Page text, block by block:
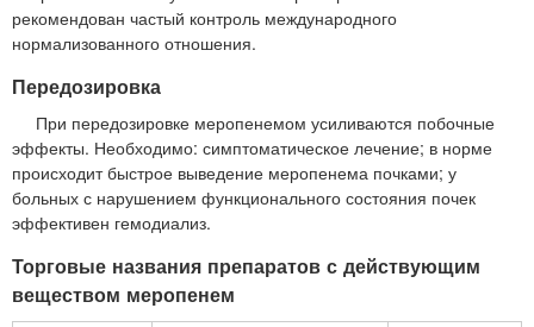
рекомендован частый контроль международного
нормализованного отношения.
Передозировка
При передозировке меропенемом усиливаются побочные
эффекты. Необходимо: симптоматическое лечение; в норме
происходит быстрое выведение меропенема почками; у
больных с нарушением функционального состояния почек
эффективен гемодиализ.
Торговые названия препаратов с действующим
веществом меропенем